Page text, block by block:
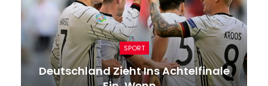
SPORT
Deutschland Zieht Ins Achtelfinale